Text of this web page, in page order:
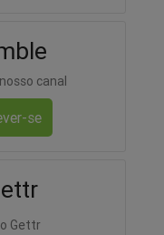
canal
se
Gettr